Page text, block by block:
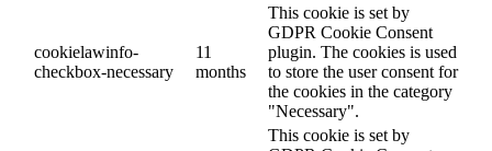
cookielawinfo-
checkbox-necessary
11
months
This cookie is set by
GDPR Cookie Consent
plugin. The cookies is used
to store the user consent for
the cookies in the category
"Necessary".
This cookie is set by